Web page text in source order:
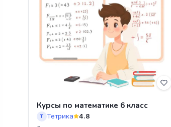
Курсы по математике 6 класс
Т Тетрика
4.8